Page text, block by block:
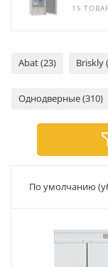
15
Abat (23) Briskly
Однодверные (310)
По умолчанию